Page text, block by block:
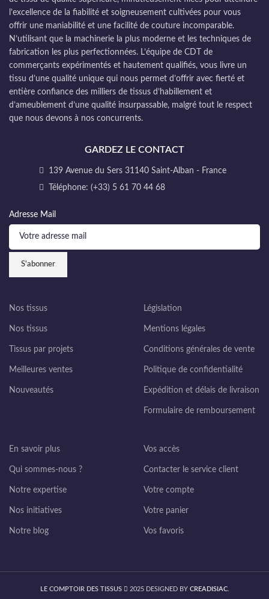
l’excellence de la fiabilité et soigneusement cultivées pour vous
offrir une maniabilité et une facilité de couture incomparable.
N’utilisant que la machinerie la plus moderne et les techniques de
fabrication les plus perfectionnées. L’équipe de CDT de
commerçants expérimentés et hautement qualifiés, vous livre un
tissu d’une qualité unique qui nous permet d’offrir avec fierté et
entière confiance des milliers de tissus d’habillement et
d’ameublement d’une qualité insurpassable, malgré tout le respect
que nous devons à nos concurrents.
GARDEZ LE CONTACT
139 Avenue du Sers 31140 Saint-Alban - France
Téléphone: (+33) 5 61 70 44 68
Adresse Mail
Nos tissus
Nos tissus
Tissus par projets
Meilleures ventes
Nouveautés
Législation
Mentions légales
Conditions générales de vente
Politique de confidentialité
Expédition et délais de livraison
Formulaire de remboursement
En savoir plus
Qui sommes-nous ?
Notre expertise
Nos initiatives
Notre blog
Vos accès
Contacter le service client
Votre compte
Votre panier
Vos favoris
LE COMPTOIR DES TISSUS 2025 DESIGNED BY CREADISIAC.